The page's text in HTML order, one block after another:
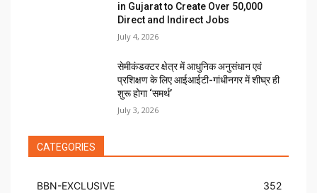
in Gujarat to Create Over 50,000
Direct and Indirect Jobs
July 4, 2026
सेमीकंडक्टर क्षेत्र में आधुनिक अनुसंधान एवं
प्रशिक्षण के लिए आईआईटी-गांधीनगर में शीघ्र ही
शुरू होगा ‘समर्थ’
July 3, 2026
CATEGORIES
BBN-EXCLUSIVE
352